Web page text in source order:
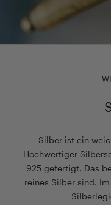
Silber ist ein
Hochwertiger
925 gefertigt. Das
reines Silber sind.